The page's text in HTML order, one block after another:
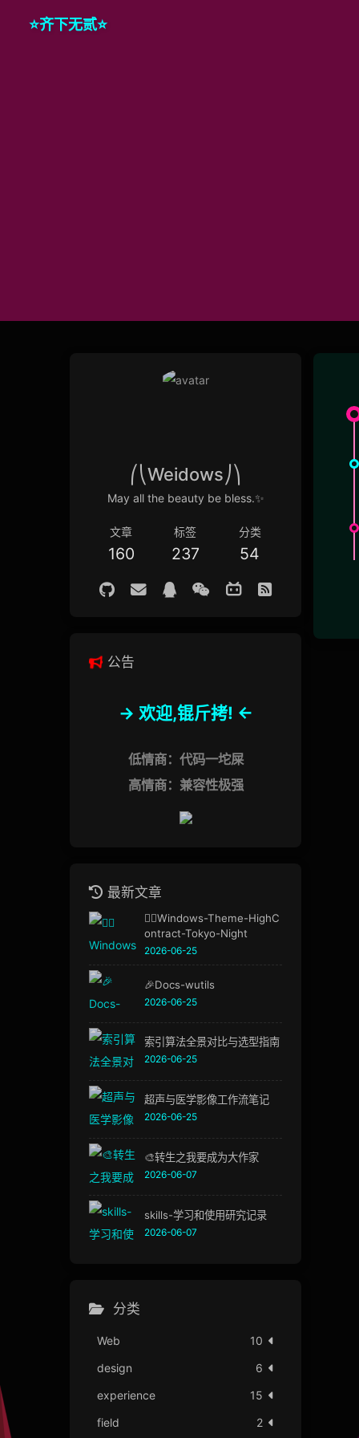
⭐️齐下无贰⭐️
⎛⎝Weidows⎠⎞
May all the beauty be bless.✨
文章
160
标签
237
分类
54
公告
-> 欢迎,锟斤拷! <-
低情商：代码一坨屎
高情商：兼容性极强
最新文章
🏳️‍🌈Windows-Theme-HighC
ontract-Tokyo-Night
2026-06-25
🎉Docs-wutils
2026-06-25
索引算法全景对比与选型指南
2026-06-25
超声与医学影像工作流笔记
2026-06-25
🎨转生之我要成为大作家
2026-06-07
skills-学习和使用研究记录
2026-06-07
分类
Web
10
design
6
experience
15
field
2